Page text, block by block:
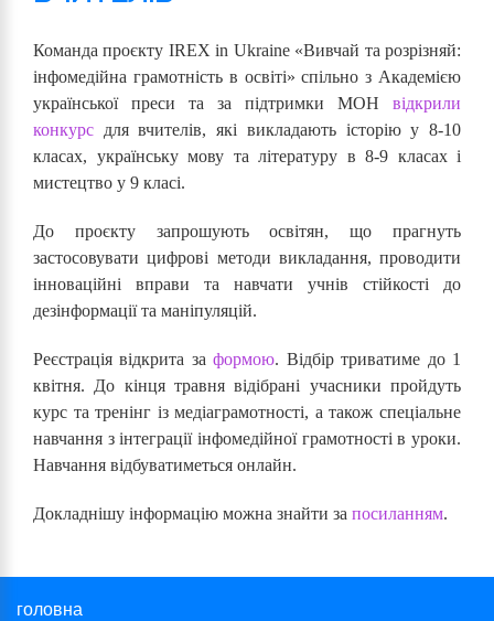
Команда проєкту IREX in Ukraine «Вивчай та розрізняй:
інфомедійна грамотність в освіті» спільно з Академією
української преси та за підтримки МОН відкрили
конкурс для вчителів, які викладають історію у 8-10
класах, українську мову та літературу в 8-9 класах і
мистецтво у 9 класі.
До проєкту запрошують освітян, що прагнуть
застосовувати цифрові методи викладання, проводити
інноваційні вправи та навчати учнів стійкості до
дезінформації та маніпуляцій.
Реєстрація відкрита заформою. Відбір триватиме до 1
квітня. До кінця травня відібрані учасники пройдуть
курс та тренінг із медіаграмотності, а також спеціальне
навчання з інтеграції інфомедійної грамотності в уроки.
Навчання відбуватиметься онлайн.
Докладнішу інформацію можна знайти за посиланням.
головна